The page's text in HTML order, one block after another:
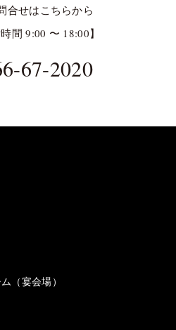
合せはこちらから
間 9:00 〜 18:00】
67-2020
（宴会場）